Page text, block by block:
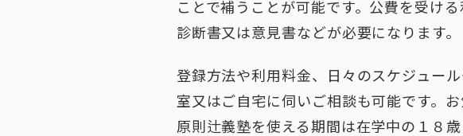
ことで補うことが可能です。公費を受け
診断書又は意見書などが必要になります。
登録方法や利用料金、日々のスケジュー
室又はご自宅に伺いご相談も可能です。
原則辻義塾を使える期間は在学中の１８